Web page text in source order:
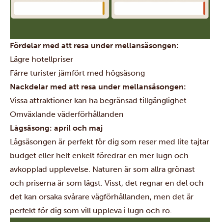
Fördelar med att resa under mellansäsongen:
Lägre hotellpriser
Färre turister jämfört med högsäsong
Nackdelar med att resa under mellansäsongen:
Vissa attraktioner kan ha begränsad tillgänglighet
Omväxlande väderförhållanden
Lågsäsong: april och maj
Lågsäsongen är perfekt för dig som reser med lite tajtar
budget eller helt enkelt föredrar en mer lugn och
avkopplad upplevelse. Naturen är som allra grönast
och priserna är som lägst. Visst, det regnar en del och
det kan orsaka svårare vägförhållanden, men det är
perfekt för dig som vill uppleva i lugn och ro.